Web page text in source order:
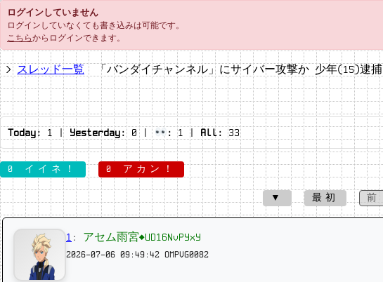
ログインしていません
ログインしていなくても書き込みは可能です。
こちらからログインできます。
スレッド一覧 「バンダイチャンネル」にサイバー攻撃か 少年(15)逮捕
Today: 1 | Yesterday:0 | : 1 | All: 33
0 イイネ！ 0 アカン！
▼ 最初 前
1 : アセム雨宮◆UD16NvPYxY
2026-07-06 09:49:42 OMPVG0082